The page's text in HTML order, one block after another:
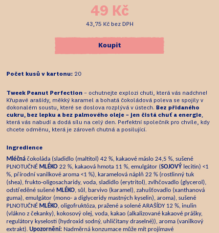
49 Kč
43,75 Kč bez DPH
Koupit
Počet kusů v kartonu: 20
Tweek Peanut Perfection – ochutnejte explozi chuti, která vás nadchne!
Křupavé arašídy, měkký karamel a bohatá čokoládová poleva se spojily v
dokonalém soustu, které se doslova rozplývá v ústech. Bez přidaného
cukru, bez lepku a bez palmového oleje – jen čistá chuť a energie,
která vás nabudí a dodá sílu na celý den. Perfektní společník pro chvíle, kdy
chcete odměnu, která je zároveň chutná a posilující.
Ingredience
Mléčná čokoláda (sladidlo (maltitol) 42 %, kakaové máslo 24,5 %, sušené
PLNOTUČNÉ MLÉKO 22 %, kakaová hmota 11 %, emulgátor (SOJOVÝ lecitin) <1
%, přírodní vanilkové aroma <1 %), karamelová náplň 22 % (rostlinný tuk
(shea), frukto-oligosacharidy, voda, sladidlo (erytritol), zvlhčovadlo (glycerol),
odstředěné sušené MLÉKO, sůl, barvivo (karamel), zahušťovadlo (xanthanová
guma), emulgátor (mono- a diglyceridy mastných kyselin), aroma), sušené
PLNOTUČNÉ MLÉKO, oligofruktóza, pražené a solené ARAŠÍDY 12 %, inulin
(vlákno z čekanky), kokosový olej, voda, kakao (alkalizované kakaové prášky,
regulátory kyselosti (hydroxid sodný, uhličitany draselné)), aroma (vanilkový
extrakt).Upozornění: Nadměrná konzumace může mít projímavé